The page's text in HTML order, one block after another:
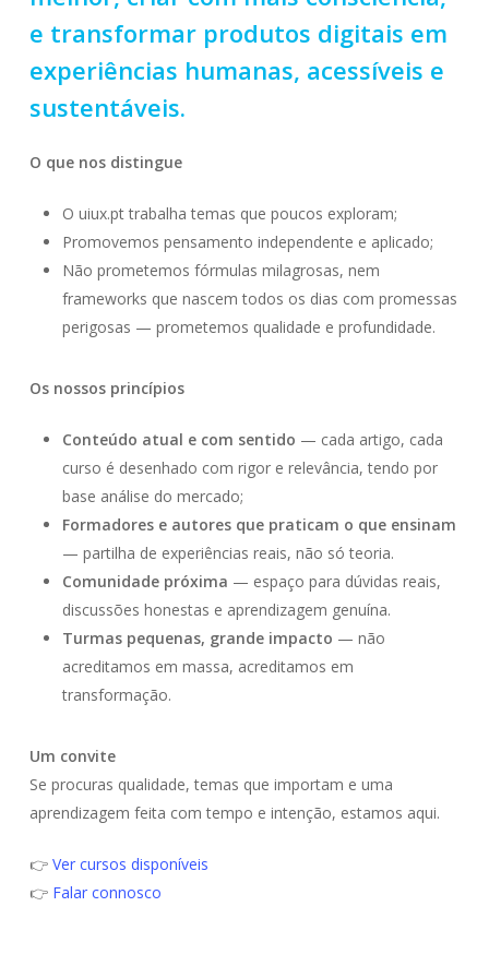
e transformar produtos digitais em
experiências humanas, acessíveis e
sustentáveis.
O que nos distingue
O uiux.pt trabalha temas que poucos exploram;
Promovemos pensamento independente e aplicado;
Não prometemos fórmulas milagrosas, nem
frameworks que nascem todos os dias com promessas
perigosas — prometemos qualidade e profundidade.
Os nossos princípios
Conteúdo atual e com sentido — cada artigo, cada
curso é desenhado com rigor e relevância, tendo por
base análise do mercado;
Formadores e autores que praticam o que ensinam
— partilha de experiências reais, não só teoria.
Comunidade próxima — espaço para dúvidas reais,
discussões honestas e aprendizagem genuína.
Turmas pequenas, grande impacto — não
acreditamos em massa, acreditamos em
transformação.
Um convite
Se procuras qualidade, temas que importam e uma
aprendizagem feita com tempo e intenção, estamos aqui.
👉 Ver cursos disponíveis
👉 Falar connosco